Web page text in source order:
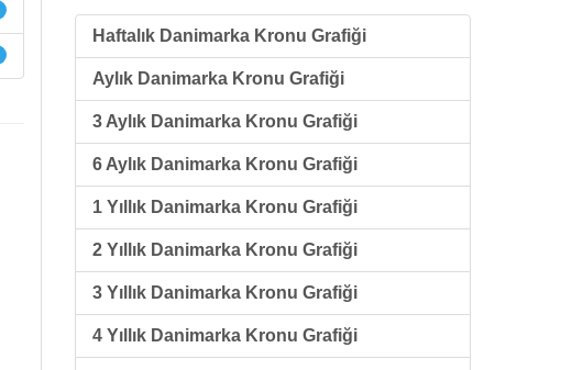
Haftalık Danimarka Kronu Grafiği
Aylık Danimarka Kronu Grafiği
3 Aylık Danimarka Kronu Grafiği
6 Aylık Danimarka Kronu Grafiği
1 Yıllık Danimarka Kronu Grafiği
2 Yıllık Danimarka Kronu Grafiği
3 Yıllık Danimarka Kronu Grafiği
4 Yıllık Danimarka Kronu Grafiği